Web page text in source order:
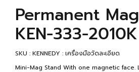
Permanent
KEN-333-2010K
SKU : KENNEDY : เครื่องมือวัดละเอียด
Mini-Mag Stand With one magnetic